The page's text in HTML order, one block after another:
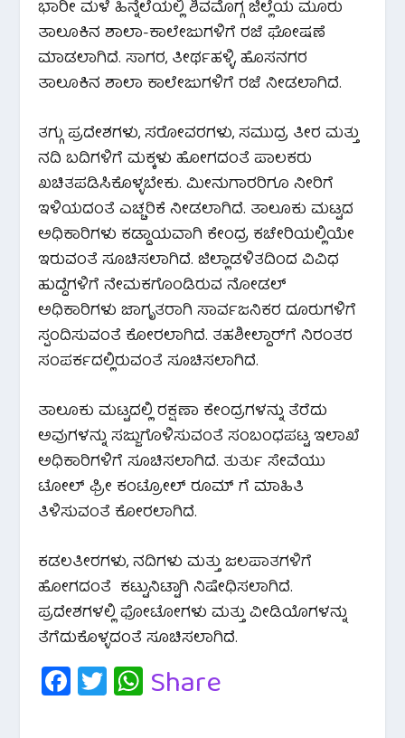
ಭಾರೀ ಮಳೆ ಹಿನ್ನೆಲೆಯಲ್ಲಿ ಶಿವಮೊಗ್ಗ ಜಿಲ್ಲೆಯ ಮೂರು
ತಾಲೂಕಿನ ಶಾಲಾ-ಕಾಲೇಜುಗಳಿಗೆ ರಜೆ ಘೋಷಣೆ
ಮಾಡಲಾಗಿದೆ. ಸಾಗರ, ತೀರ್ಥಹಳ್ಳಿ, ಹೊಸನಗರ
ತಾಲೂಕಿನ ಶಾಲಾ ಕಾಲೇಜುಗಳಿಗೆ ರಜೆ ನೀಡಲಾಗಿದೆ.
ತಗ್ಗು ಪ್ರದೇಶಗಳು, ಸರೋವರಗಳು, ಸಮುದ್ರ ತೀರ ಮತ್ತು
ನದಿ ಬದಿಗಳಿಗೆ ಮಕ್ಕಳು ಹೋಗದಂತೆ ಪಾಲಕರು
ಖಚಿತಪಡಿಸಿಕೊಳ್ಳಬೇಕು. ಮೀನುಗಾರರಿಗೂ ನೀರಿಗೆ
ಇಳಿಯದಂತೆ ಎಚ್ಚರಿಕೆ ನೀಡಲಾಗಿದೆ. ತಾಲೂಕು ಮಟ್ಟದ
ಅಧಿಕಾರಿಗಳು ಕಡ್ಡಾಯವಾಗಿ ಕೇಂದ್ರ ಕಚೇರಿಯಲ್ಲಿಯೇ
ಇರುವಂತೆ ಸೂಚಿಸಲಾಗಿದೆ. ಜಿಲ್ಲಾಡಳಿತದಿಂದ ವಿವಿಧ
ಹುದ್ದೆಗಳಿಗೆ ನೇಮಕಗೊಂಡಿರುವ ನೋಡಲ್
ಅಧಿಕಾರಿಗಳು ಜಾಗೃತರಾಗಿ ಸಾರ್ವಜನಿಕರ ದೂರುಗಳಿಗೆ
ಸ್ಪಂದಿಸುವಂತೆ ಕೋರಲಾಗಿದೆ. ತಹಶೀಲ್ದಾರ್‌ಗೆ ನಿರಂತರ
ಸಂಪರ್ಕದಲ್ಲಿರುವಂತೆ ಸೂಚಿಸಲಾಗಿದೆ.
ತಾಲೂಕು ಮಟ್ಟದಲ್ಲಿ ರಕ್ಷಣಾ ಕೇಂದ್ರಗಳನ್ನು ತೆರೆದು
ಅವುಗಳನ್ನು ಸಜ್ಜುಗೊಳಿಸುವಂತೆ ಸಂಬಂಧಪಟ್ಟ ಇಲಾಖೆ
ಅಧಿಕಾರಿಗಳಿಗೆ ಸೂಚಿಸಲಾಗಿದೆ. ತುರ್ತು ಸೇವೆಯು
ಟೋಲ್ ಫ್ರೀ ಕಂಟ್ರೋಲ್ ರೂಮ್ ಗೆ ಮಾಹಿತಿ
ತಿಳಿಸುವಂತೆ ಕೋರಲಾಗಿದೆ.
ಕಡಲತೀರಗಳು, ನದಿಗಳು ಮತ್ತು ಜಲಪಾತಗಳಿಗೆ
ಹೋಗದಂತೆ ಕಟ್ಟುನಿಟ್ಟಾಗಿ ನಿಷೇಧಿಸಲಾಗಿದೆ.
ಪ್ರದೇಶಗಳಲ್ಲಿ ಫೋಟೋಗಳು ಮತ್ತು ವೀಡಿಯೊಗಳನ್ನು
ತೆಗೆದುಕೊಳ್ಳದಂತೆ ಸೂಚಿಸಲಾಗಿದೆ.
Fa
c
T
wi
W
Share